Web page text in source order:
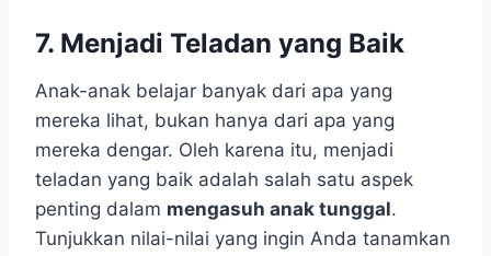
7. Menjadi Teladan yang Baik
Anak-anak belajar banyak dari apa yang
mereka lihat, bukan hanya dari apa yang
mereka dengar. Oleh karena itu, menjadi
teladan yang baik adalah salah satu aspek
penting dalam mengasuh anak tunggal.
Tunjukkan nilai-nilai yang ingin Anda tanamkan